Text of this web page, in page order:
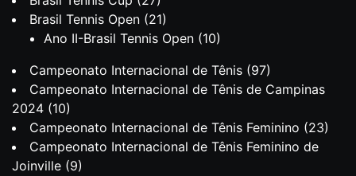
Brasil Tennis Open (21)
Ano II-Brasil Tennis Open (10)
Campeonato Internacional de Tênis (97)
Campeonato Internacional de Tênis de Campinas
2024 (10)
Campeonato Internacional de Tênis Feminino (23)
Campeonato Internacional de Tênis Feminino de
Joinville (9)